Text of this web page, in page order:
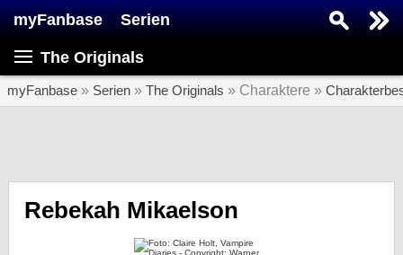
myFanbase Serien
The Originals
myFanbase » Serien » The Originals » Charaktere »
Rebekah Mikaelson
SERIEN